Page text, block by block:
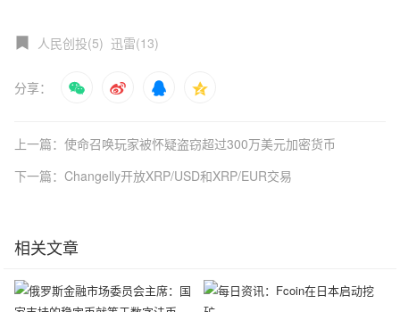
人民创投(5) 迅雷(13)
分享：
上一篇：使命召唤玩家被怀疑盗窃超过300万美元加密货币
下一篇：Changelly开放XRP/USD和XRP/EUR交易
相关文章